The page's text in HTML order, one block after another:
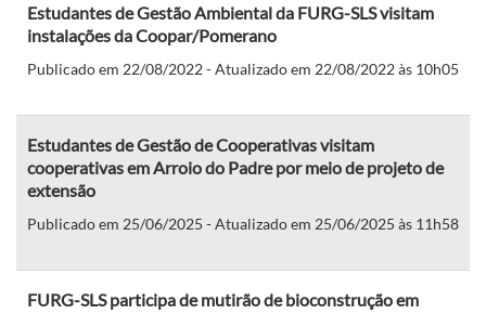
Estudantes de Gestão Ambiental da FURG-SLS visitam
instalações da Coopar/Pomerano
Publicado em 22/08/2022 - Atualizado em 22/08/2022 às 10h05
Estudantes de Gestão de Cooperativas visitam
cooperativas em Arroio do Padre por meio de projeto de
extensão
Publicado em 25/06/2025 - Atualizado em 25/06/2025 às 11h58
FURG-SLS participa de mutirão de bioconstrução em